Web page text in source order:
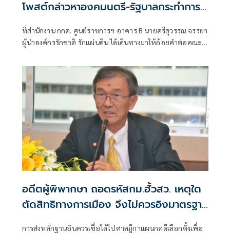
โพสต์กล่าวหาองคมนตรี-รัฐบาลกระทำการมิ
บังควร
ที่สำนักงาน กกต. ศูนย์ราชการฯ อาคาร B นายศรีสุวรรณ จรรยา
ผู้นำองค์กรรักชาติ รักแผ่นดิน ได้เดินทางมาให้ถ้อยคำต่อคณะ
อดีตผู้พิพากษา ถอดรหัสกม.ฮั้วสว. เหตุใด
ตัดสิทธิทางการเมือง จึงไม่ควรอิงมาตรฐาน
เดียวกับคดีอาญา
การส่งหลักฐานอันควรเชื่อได้ไปศาลฎีกาแผนกคดีเลือกตั้งเพื่อ